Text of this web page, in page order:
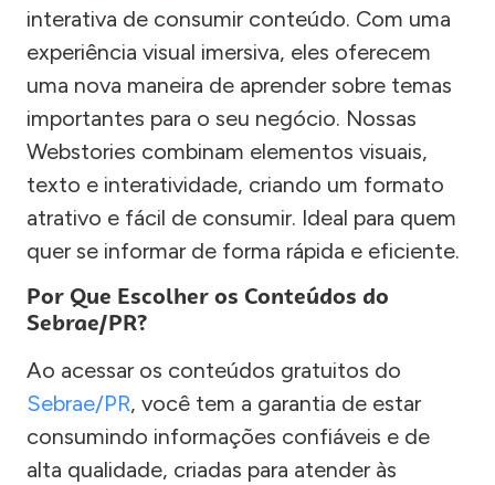
interativa de consumir conteúdo. Com uma
experiência visual imersiva, eles oferecem
uma nova maneira de aprender sobre temas
importantes para o seu negócio. Nossas
Webstories combinam elementos visuais,
texto e interatividade, criando um formato
atrativo e fácil de consumir. Ideal para quem
quer se informar de forma rápida e eficiente.
Por Que Escolher os Conteúdos do
Sebrae/PR?
Ao acessar os conteúdos gratuitos do
Sebrae/PR, você tem a garantia de estar
consumindo informações confiáveis e de
alta qualidade, criadas para atender às